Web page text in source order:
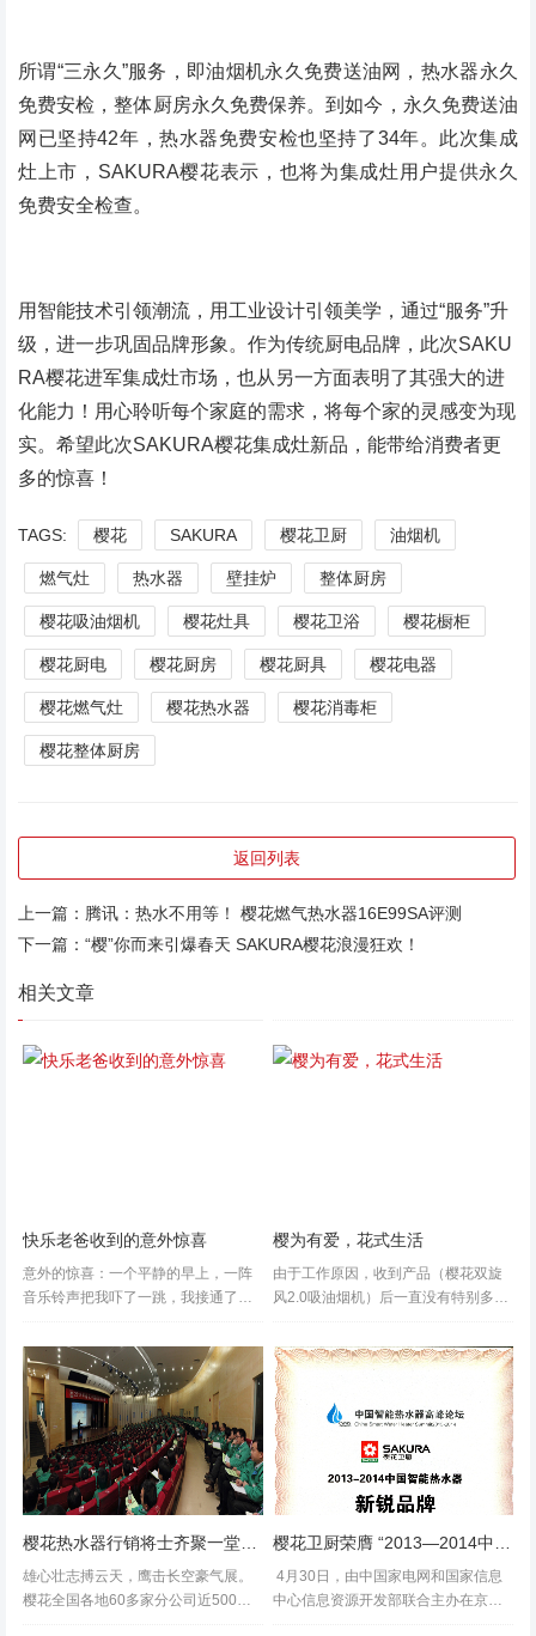
所谓“三永久”服务，即油烟机永久免费送油网，热水器永久
免费安检，整体厨房永久免费保养。到如今，永久免费送油
网已坚持42年，热水器免费安检也坚持了34年。此次集成
灶上市，SAKURA樱花表示，也将为集成灶用户提供永久
免费安全检查。
用智能技术引领潮流，用工业设计引领美学，通过“服务”升
级，进一步巩固品牌形象。作为传统厨电品牌，此次SAKU
RA樱花进军集成灶市场，也从另一方面表明了其强大的进
化能力！用心聆听每个家庭的需求，将每个家的灵感变为现
实。希望此次SAKURA樱花集成灶新品，能带给消费者更
多的惊喜！
TAGS: 樱花 SAKURA 樱花卫厨 油烟机
燃气灶 热水器 壁挂炉 整体厨房
樱花吸油烟机 樱花灶具 樱花卫浴 樱花橱柜
樱花厨电 樱花厨房 樱花厨具 樱花电器
樱花燃气灶 樱花热水器 樱花消毒柜
樱花整体厨房
返回列表
上一篇： 腾讯：热水不用等！ 樱花燃气热水器16E99SA评测
下一篇： “樱”你而来引爆春天 SAKURA樱花浪漫狂欢！
相关文章
快乐老爸收到的意外惊喜
意外的惊喜：一个平静的早上，一阵
音乐铃声把我吓了一跳，我接通了电
个年轻的女士很有礼貌的问。 “是的。
可是你是谁？”看着陌生的号码我
说。...
樱为有爱，花式生活
由于工作原因，收到产品（樱花双旋
风2.0吸油烟机）后一直没有特别多的
会不多，也没有太多的素材，以至于
使用报告到现在才有空编写。 樱花这
个品牌已经是个久经...
雄心壮志搏云天，鹰击长空豪气展。
樱花全国各地60多家分公司近500位
4月30日，由中国家电网和国家信息
中心信息资源开发部联合主办在京召